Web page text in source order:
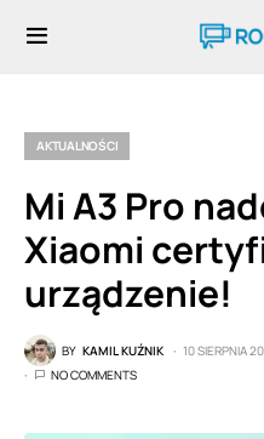
AKTUALNOŚCI
Mi A3 Pro
Xiaomi
urządzenie!
BY KAMIL KUŹNIK 10 SIERPNIA
NO COMMENTS